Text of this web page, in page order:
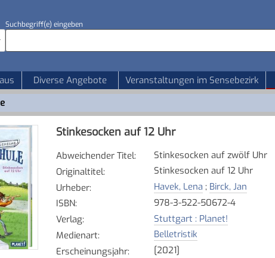
Suchbegriff(e) eingeben
Diverse Angebote Veranstaltungen im Sensebezirk
Stinkesocken auf 12 Uhr
Abweichender Titel:
Stinkesocken auf zwölf Uhr
Originaltitel:
Stinkesocken auf 12 Uhr
Urheber: Havek, Lena ; Birck, Jan
ISBN:
978-3-522-50672-4
Verlag:
Stuttgart : Planet!
Medienart:
Belletristik
Erscheinungsjahr:
[2021]